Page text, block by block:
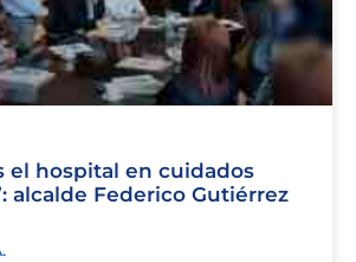
el hospital en cuidados
alcalde Federico Gutiérrez